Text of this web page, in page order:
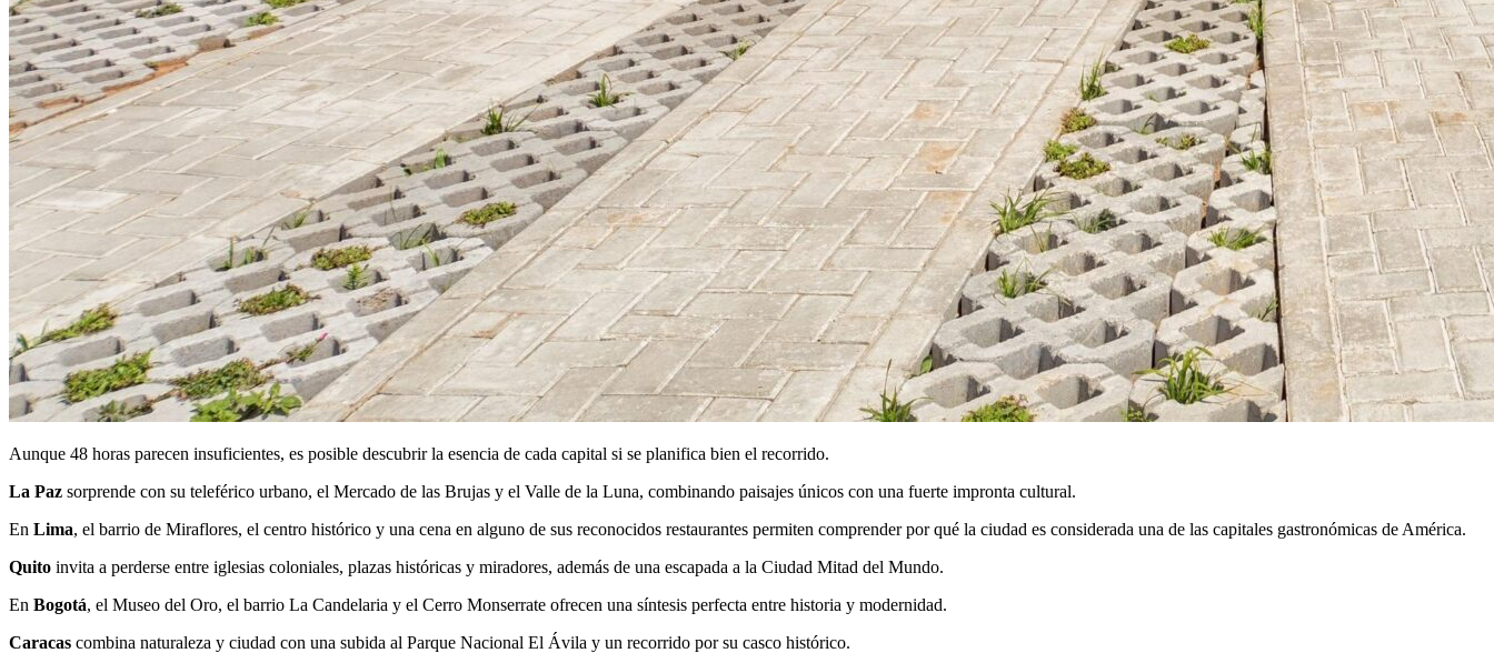
Aunque 48 horas parecen insuficientes, es posible descubrir la esencia de cada capital si se planifica bien el recorrido.
La Paz sorprende con su teleférico urbano, el Mercado de las Brujas y el Valle de la Luna, combinando paisajes únicos con una fuerte impronta cultural.
En Lima, el barrio de Miraflores, el centro histórico y una cena en alguno de sus reconocidos restaurantes permiten comprender por qué la ciudad es considerada una de las capitales gastronómicas de América.
Quito invita a perderse entre iglesias coloniales, plazas históricas y miradores, además de una escapada a la Ciudad Mitad del Mundo.
En Bogotá, el Museo del Oro, el barrio La Candelaria y el Cerro Monserrate ofrecen una síntesis perfecta entre historia y modernidad.
Caracas combina naturaleza y ciudad con una subida al Parque Nacional El Ávila y un recorrido por su casco histórico.